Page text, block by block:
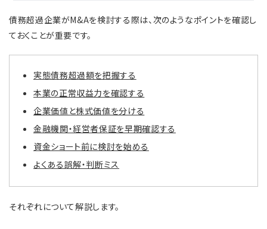
債務超過企業がM&Aを検討する際は、次のようなポイントを確認し
ておくことが重要です。
実態債務超過額を把握する
本業の正常収益力を確認する
企業価値と株式価値を分ける
金融機関・経営者保証を早期確認する
資金ショート前に検討を始める
よくある誤解・判断ミス
それぞれについて解説します。